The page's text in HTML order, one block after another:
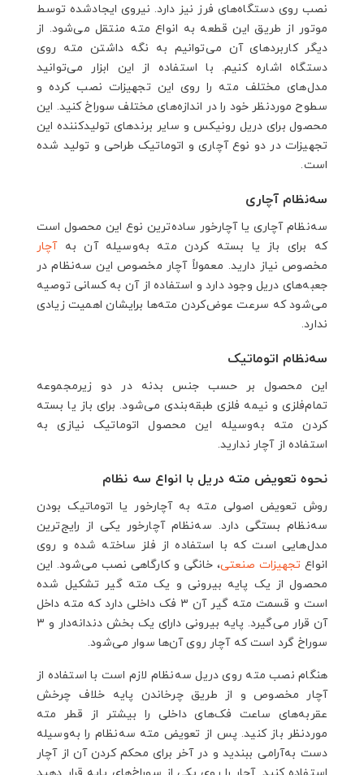
نصب روی دستگاه‌های فرز نیز دارد. نیروی ایجادشده توسط
موتور از طریق این قطعه به انواع مته منتقل می‌شود. از
دیگر کاربردهای آن می‌توانیم به نگه داشتن مته روی
دستگاه اشاره کنیم. با استفاده از این ابزار می‌توانید
مدل‌های مختلف مته را روی این تجهیزات نصب کرده و
سطوح موردنظر خود را در اندازه‌های مختلف سوراخ کنید. این
محصول برای دریل رونیکس و سایر برندهای تولیدکننده این
تجهیزات در دو نوع آچاری و اتوماتیک طراحی و تولید شده
است.
سه‌نظام آچاری
سه‌نظام آچاری یا آچارخور ساده‌ترین نوع این محصول است
که برای باز یا بسته کردن مته به‌وسیله آن بهآچار
مخصوص نیاز دارید. معمولاً آچار مخصوص این سه‌نظام در
جعبه‌های دریل وجود دارد و استفاده از آن به کسانی توصیه
می‌شود که سرعت عوض‌کردن مته‌ها برایشان اهمیت زیادی
ندارد.
سه‌نظام اتوماتیک
این محصول بر حسب جنس بدنه در دو زیرمجموعه
تمام‌فلزی و نیمه فلزی طبقه‌بندی می‌شود. برای باز یا بسته
کردن مته به‌وسیله این محصول اتوماتیک نیازی به
استفاده از آچار ندارید.
نحوه تعویض مته دریل با انواع سه نظام
روش تعویض اصولی مته به آچارخور یا اتوماتیک بودن
سه‌نظام بستگی دارد. سه‌نظام آچارخور یکی از رایج‌ترین
مدل‌هایی است که با استفاده از فلز ساخته شده و روی
انواع تجهیزات صنعتی، خانگی و کارگاهی نصب می‌شود. این
محصول از یک پایه بیرونی و یک مته گیر تشکیل شده
است و قسمت مته گیر آن ۳ فک داخلی دارد که مته داخل
آن قرار می‌گیرد. پایه بیرونی دارای یک بخش دندانه‌دار و ۳
سوراخ گرد است که آچار روی آن‌ها سوار می‌شود.
هنگام نصب مته روی دریل سه‌نظام لازم است با استفاده از
آچار مخصوص و از طریق چرخاندن پایه خلاف چرخش
عقربه‌های ساعت فک‌های داخلی را بیشتر از قطر مته
موردنظر باز کنید. پس از تعویض مته سه‌نظام را به‌وسیله
دست به‌آرامی ببندید و در آخر برای محکم کردن آن از آچار